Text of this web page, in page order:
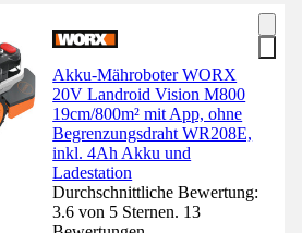
Akku-Mähroboter WORX
20V Landroid Vision M800
19cm/800m² mit App, ohne
Begrenzungsdraht WR208E,
inkl. 4Ah Akku und
Ladestation
Durchschnittliche Bewertung:
3.6 von 5 Sternen. 13